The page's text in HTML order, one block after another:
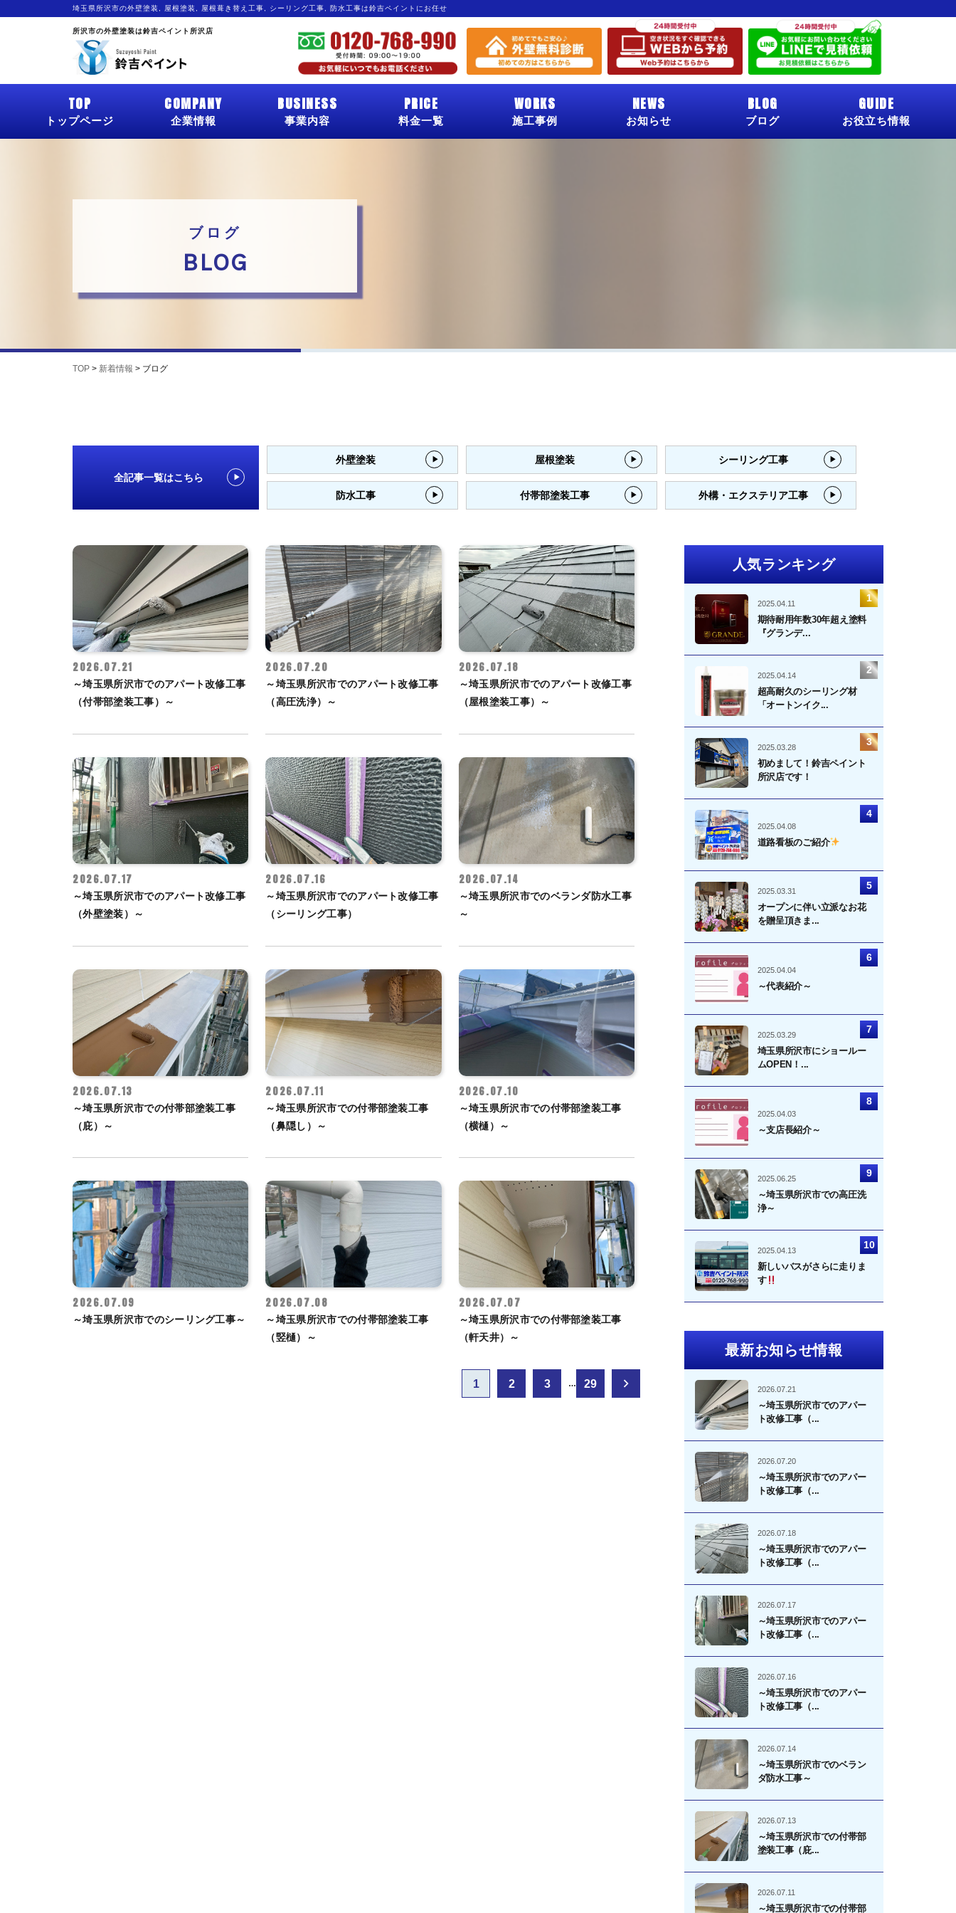
埼玉県所沢市の外壁塗装, 屋根塗装, 屋根葺き替え工事, シーリング工事, 防水工事は鈴吉ペイントにお任せ
所沢市の外壁塗装は鈴吉ペイント所沢店
TOP
トップページ
COMPANY
企業情報
BUSINESS
事業内容
PRICE
料金一覧
WORKS
施工事例
NEWS
お知らせ
BLOG
ブログ
GUIDE
お役立ち情報
ブログ
BLOG
TOP > 新着情報 > ブログ
全記事一覧はこちら
外壁塗装 屋根塗装 シーリング工事
防水工事 付帯部塗装工事 外構・エクステリア工事
2026.07.21
～埼玉県所沢市でのアパート改修工事
（付帯部塗装工事）～
2026.07.20
～埼玉県所沢市でのアパート改修工事
（高圧洗浄）～
2026.07.18
～埼玉県所沢市でのアパート改修工事
（屋根塗装工事）～
2026.07.17
～埼玉県所沢市でのアパート改修工事
（外壁塗装）～
2026.07.16
～埼玉県所沢市でのアパート改修工事
（シーリング工事）
2026.07.14
～埼玉県所沢市でのベランダ防水工事
～
2026.07.13
～埼玉県所沢市での付帯部塗装工事
（庇）～
2026.07.11
～埼玉県所沢市での付帯部塗装工事
（鼻隠し）～
2026.07.10
～埼玉県所沢市での付帯部塗装工事
（横樋）～
2026.07.09
～埼玉県所沢市でのシーリング工事～
2026.07.08
～埼玉県所沢市での付帯部塗装工事
（竪樋）～
2026.07.07
～埼玉県所沢市での付帯部塗装工事
（軒天井）～
1 2 3 … 29
人気ランキング
2025.04.11
期待耐用年数30年超え塗料
『グランデ...
2025.04.14
超高耐久のシーリング材
「オートンイク...
2025.03.28
初めまして！鈴吉ペイント
所沢店です！
2025.04.08
道路看板のご紹介
2025.03.31
オープンに伴い立派なお花
を贈呈頂きま...
2025.04.04
～代表紹介～
2025.03.29
埼玉県所沢市にショールー
ムOPEN！...
2025.04.03
～支店長紹介～
2025.06.25
～埼玉県所沢市での高圧洗
浄～
2025.04.13
新しいバスがさらに走りま
す
最新お知らせ情報
2026.07.21
～埼玉県所沢市でのアパー
ト改修工事（...
2026.07.20
～埼玉県所沢市でのアパー
ト改修工事（...
2026.07.18
～埼玉県所沢市でのアパー
ト改修工事（...
2026.07.17
～埼玉県所沢市でのアパー
ト改修工事（...
2026.07.16
～埼玉県所沢市でのアパー
ト改修工事（...
2026.07.14
～埼玉県所沢市でのベラン
ダ防水工事～
2026.07.13
～埼玉県所沢市での付帯部
塗装工事（庇...
2026.07.11
～埼玉県所沢市での付帯部